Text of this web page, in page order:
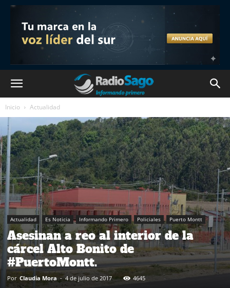
Inicio Actualidad
Actualidad Es Noticia Informando Primero Policiales Puerto Montt
Asesinan a reo al interior de la
cárcel Alto Bonito de
#PuertoMontt.
Por Claudia Mora - 4 de julio de 2017 4645